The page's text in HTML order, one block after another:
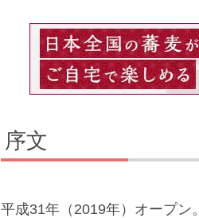
序文
平成31年（2019年）オープン。